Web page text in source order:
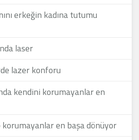
erkeğin kadına tutumu
laser
lazer konforu
kendini korumayanlar en
korumayanlar en başa dönüyor